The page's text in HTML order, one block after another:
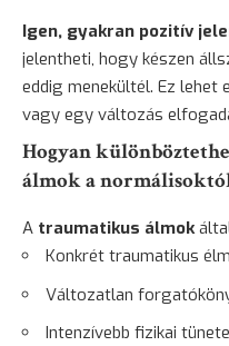
Igen, gyakran pozitív
jelentheti, hogy készen
eddig menekültél. Ez
vagy egy változás
Hogyan
álmok a
A traumatikus álmok
Konkrét traumatikus
Változatlan
Intenzívebb fizikai